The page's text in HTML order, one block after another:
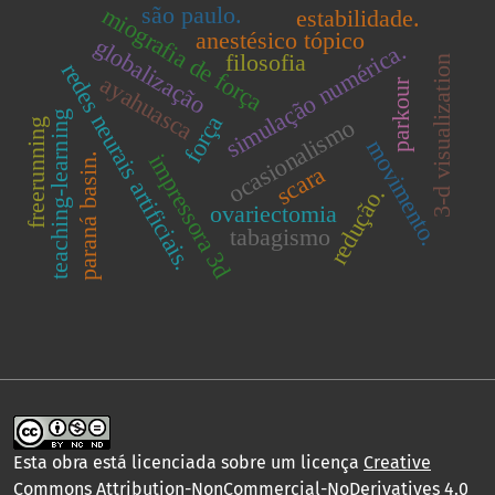
impressora 3d scara
simulação numérica.
ovariectomia
miografia de força
redes neurais artificiais.
ayahuasca
tabagismoredução.
ocasionalismo
força movimento.
anestésico tópico
3-d visualization
teaching-learningparaná basin.
parkour
freerunning
são paulo.
filosofia
estabilidade.
globalização
Esta obra está licenciada sobre um licença Creative
Commons Attribution-NonCommercial-NoDerivatives 4.0